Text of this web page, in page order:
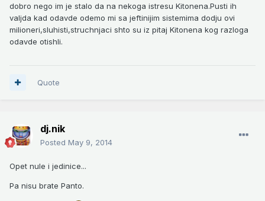
dobro nego im je stalo da na nekoga istresu Kitonena.Pusti ih
valjda kad odavde odemo mi sa jeftinijim sistemima dodju ovi
milioneri,sluhisti,struchnjaci shto su iz pitaj Kitonena kog razloga
odavde otishli.
Quote
dj.nik
Posted May 9, 2014
Opet nule i jedinice...
Pa nisu brate Panto.